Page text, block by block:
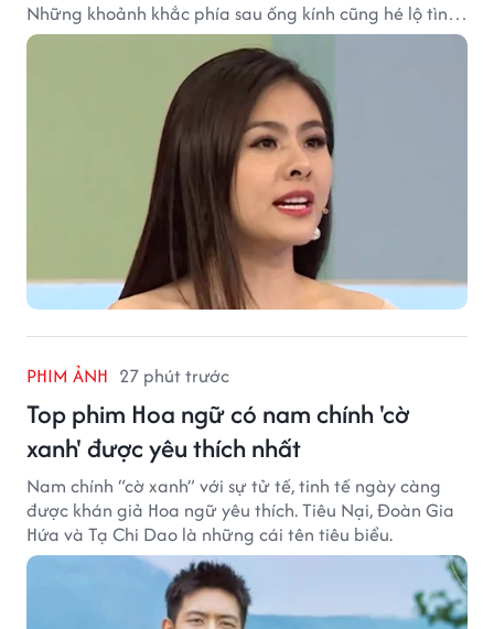
Những khoảnh khắc phía sau ống kính cũng hé lộ tình
cảm đặc biệt mà nữ diễn viên dành cho ê-kíp bộ phim.
PHIM ẢNH 27 phút trước
Top phim Hoa ngữ có nam chính 'cờ
xanh' được yêu thích nhất
Nam chính “cờ xanh” với sự tử tế, tinh tế ngày càng
được khán giả Hoa ngữ yêu thích. Tiêu Nại, Đoàn Gia
Hứa và Tạ Chi Dao là những cái tên tiêu biểu.